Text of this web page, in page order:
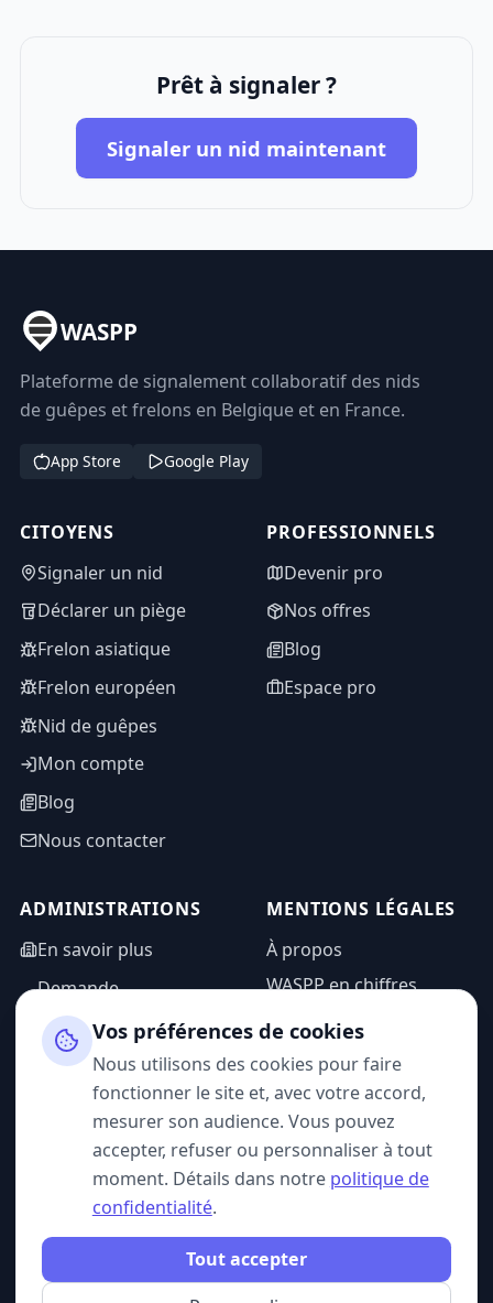
Prêt à signaler ?
Signaler un nid maintenant
WASPP
Plateforme de signalement collaboratif des nids
de guêpes et frelons en Belgique et en France.
App Store Google Play
CITOYENS
Signaler un nid
Déclarer un piège
Frelon asiatique
Frelon européen
Nid de guêpes
Mon compte
Blog
Nous contacter
PROFESSIONNELS
Devenir pro
Nos offres
Blog
Espace pro
ADMINISTRATIONS
En savoir plus
Demande
d'information
Espace admin
MENTIONS LÉGALES
À propos
WASPP en chiffres
Mentions légales
Politique de
confidentialité
CGU
SUIVEZ-NOUS
Vos préférences de cookies
Nous utilisons des cookies pour faire
fonctionner le site et, avec votre accord,
mesurer son audience. Vous pouvez
accepter, refuser ou personnaliser à tout
moment. Détails dans notre politique de
confidentialité.
Tout accepter